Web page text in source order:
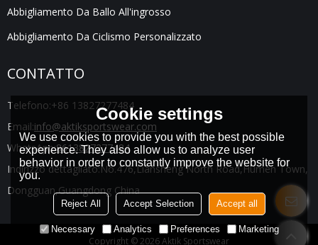
Abbigliamento Da Ballo All'ingrosso
Abbigliamento Da Ciclismo Personalizzato
CONTATTO
Telefono:+86 13827277484
Email:info@aktiksportswear.com
WhatsApp:8613827277484
Indirizzo dettagliato:No.476,Liansheng North Road,Humen Town,
Dongguan,Guangdong China
Copyright © 2026Aktik Sportswear
Cookie settings
We use cookies to provide you with the best possible
experience. They also allow us to analyze user
behavior in order to constantly improve the website for
you.
Reject All Accept Selection Accept all
Necessary Analytics Preferences Marketing